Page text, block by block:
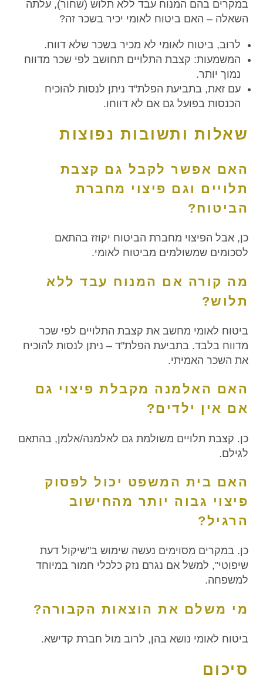
במקרים בהם המנוח עבד ללא תלוש (שחור), עלתה
השאלה – האם ביטוח לאומי יכיר בשכר זה?
לרוב, ביטוח לאומי לא מכיר בשכר שלא דווח.
המשמעות: קצבת התלויים תחושב לפי שכר מדווח
נמוך יותר.
עם זאת, בתביעת הפלת"ד ניתן לנסות להוכיח
הכנסות בפועל גם אם לא דווחו.
שאלות ותשובות נפוצות
האם אפשר לקבל גם קצבת
תלויים וגם פיצוי מחברת
הביטוח?
כן, אבל הפיצוי מחברת הביטוח יקוזז בהתאם
לסכומים שמשולמים מביטוח לאומי.
מה קורה אם המנוח עבד ללא
תלוש?
ביטוח לאומי מחשב את קצבת התלויים לפי שכר
מדווח בלבד. בתביעת הפלת"ד – ניתן לנסות להוכיח
את השכר האמיתי.
האם האלמנה מקבלת פיצוי גם
אם אין ילדים?
כן. קצבת תלויים משולמת גם לאלמנה/אלמן, בהתאם
לגילם.
האם בית המשפט יכול לפסוק
פיצוי גבוה יותר מהחישוב
הרגיל?
כן. במקרים מסוימים נעשה שימוש ב"שיקול דעת
שיפוטי", למשל אם נגרם נזק כלכלי חמור במיוחד
למשפחה.
מי משלם את הוצאות הקבורה?
ביטוח לאומי נושא בהן, לרוב מול חברת קדישא.
סיכום